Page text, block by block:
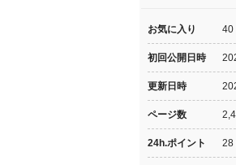
お気に入り 40
初回公開日時
更新日時
ページ数
24h.ポイント 28